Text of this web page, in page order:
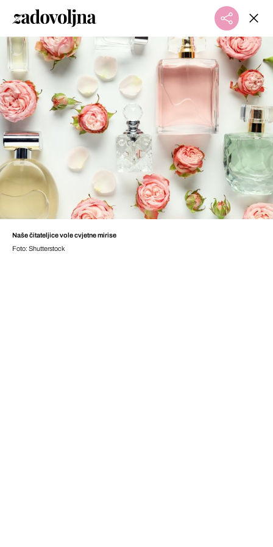
Naše čitateljice vole cvjetne mirise
Foto: Shutterstock